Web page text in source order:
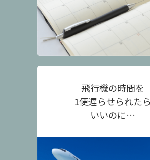
飛行機の時間を
1便遅らせられたら
いいのに…